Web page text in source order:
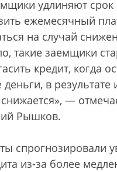
удлиняют срок
ежемесячный
на случай
такие заемщики
кредит, когда
в результате
—
Рышков.
спрогнозировали
из-за более